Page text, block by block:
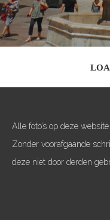
Alle foto’s op deze
Zonder voorafgaande
deze niet door derden